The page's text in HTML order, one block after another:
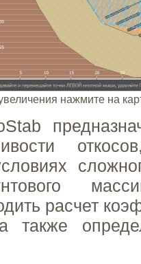
нажмите на
расчет
также